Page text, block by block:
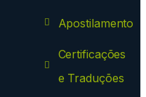
Apostilamento
Certificações
e Traduções